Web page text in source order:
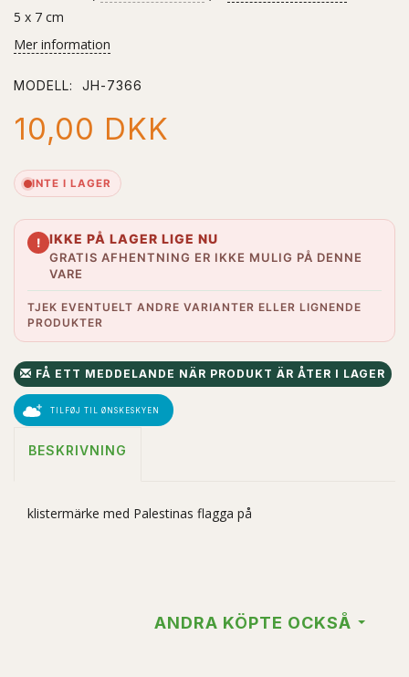
5 x 7 cm
Mer information
MODELL: JH-7366
10,00 DKK
INTE I LAGER
! IKKE PÅ LAGER LIGE NU
GRATIS AFHENTNING ER IKKE MULIG PÅ DENNE
VARE
TJEK EVENTUELT ANDRE VARIANTER ELLER LIGNENDE
PRODUKTER
FÅ ETT MEDDELANDE NÄR PRODUKT ÄR ÅTER I LAGER
TILFØJ TIL ØNSKESKYEN
BESKRIVNING
klistermärke med Palestinas flagga på
ANDRA KÖPTE OCKSÅ